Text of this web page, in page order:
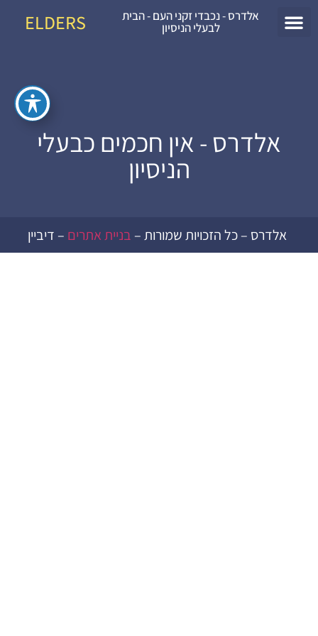
אלדרס - נכבדי זקני העם - הבית
לבעלי הניסיון ELDERS
אלדרס - אין חכמים כבעלי
הניסיון
אלדרס – כל הזכויות שמורות – בניית אתרים – דיביין